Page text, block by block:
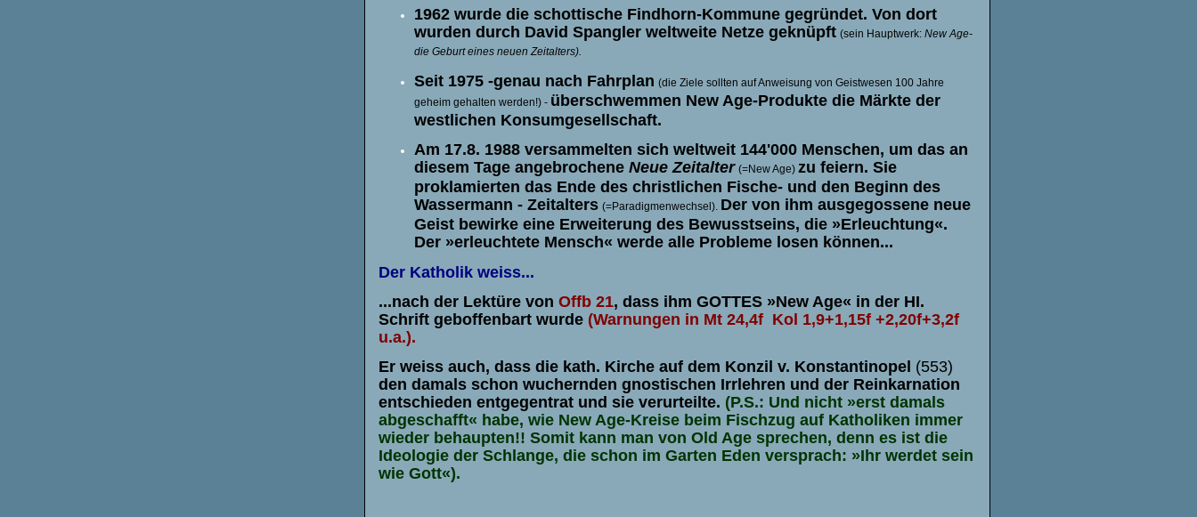
1962 wurde die schottische Findhorn-Kommune gegründet. Von dort
wurden durch David Spangler weltweite Netze geknüpft (sein Hauptwerk: New Age-
die Geburt eines neuen Zeitalters).
Seit 1975 -genau nach Fahrplan (die Ziele sollten auf Anweisung von Geistwesen 100 Jahre
geheim gehalten werden!) - überschwemmen New Age-Produkte die Märkte der
westlichen Konsumgesellschaft.
Am 17.8. 1988 versammelten sich weltweit 144'000 Menschen, um das an
diesem Tage angebrochene Neue Zeitalter (=New Age) zu feiern. Sie
proklamierten das Ende des christlichen Fische- und den Beginn des
Wassermann - Zeitalters (=Paradigmenwechsel). Der von ihm ausgegossene neue
Geist bewirke eine Erweiterung des Bewusstseins, die »Erleuchtung«.
Der »erleuchtete Mensch« werde alle Probleme losen können...
Der Katholik weiss...
...nach der Lektüre von Offb 21, dass ihm GOTTES »New Age« in der HI.
Schrift geboffenbart wurde (Warnungen in Mt 24,4f Kol 1,9+1,15f +2,20f+3,2f
u.a.).
Er weiss auch, dass die kath. Kirche auf dem Konzil v. Konstantinopel (553)
den damals schon wuchernden gnostischen Irrlehren und der Reinkarnation
entschieden entgegentrat und sie verurteilte. (P.S.: Und nicht »erst damals
abgeschafft« habe, wie New Age-Kreise beim Fischzug auf Katholiken immer
wieder behaupten!! Somit kann man von Old Age sprechen, denn es ist die
Ideologie der Schlange, die schon im Garten Eden versprach: »Ihr werdet sein
wie Gott«).